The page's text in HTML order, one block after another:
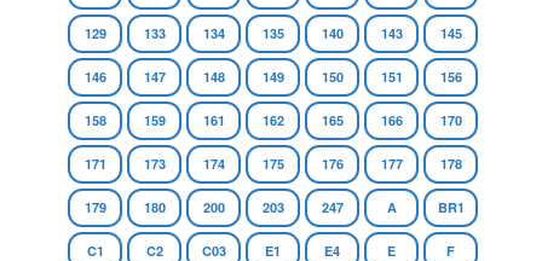
129 133 134 135 140 143 145
146 147 148 149 150 151 156
158 159 161 162 165 166 170
171 173 174 175 176 177 178
179 180 200 203 247 A BR1
C1 C2 C03 E1 E4 E F